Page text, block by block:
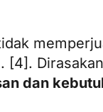
dan